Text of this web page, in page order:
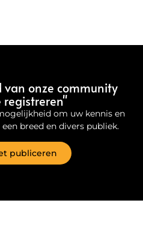
onze community
registreren"
om uw kennis en
breed en divers publiek.
publiceren